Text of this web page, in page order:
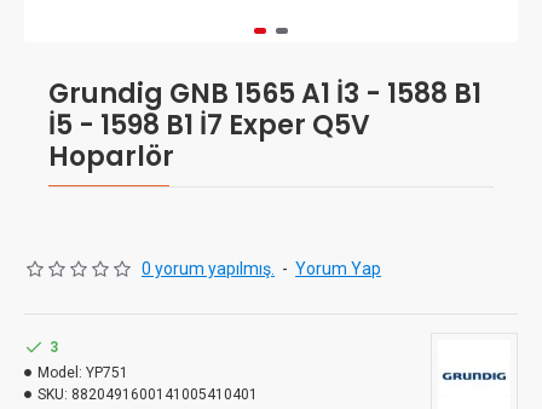
Grundig GNB 1565 A1 İ3 - 1588 B1
İ5 - 1598 B1 İ7 Exper Q5V
Hoparlör
0 yorum yapılmış. - Yorum Yap
3
Model: YP751
SKU: 8820491600141005410401